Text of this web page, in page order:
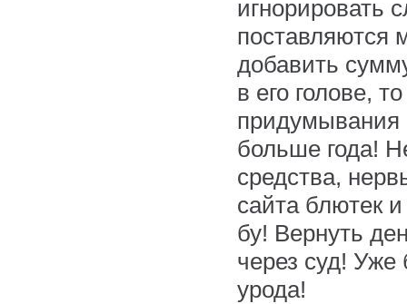
игнорировать
поставляются
добавить
в его голове,
придумывания
больше года!
средства,
сайта блютек
бу! Вернуть
через суд! Уже
урода!